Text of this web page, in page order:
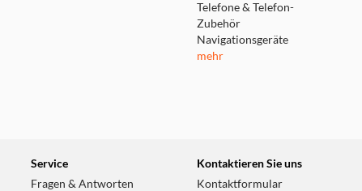
Telefone & Telefon-
Zubehör
Navigationsgeräte
mehr
Service
Fragen & Antworten
Kontaktieren Sie uns
Kontaktformular